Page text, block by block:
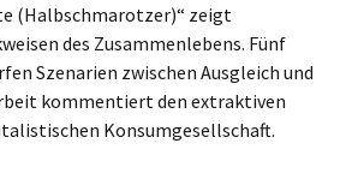
(Halbschmarotzer)“ zeigt
des Zusammenlebens. Fünf
Szenarien zwischen Ausgleich und
kommentiert den extraktiven
Konsumgesellschaft.